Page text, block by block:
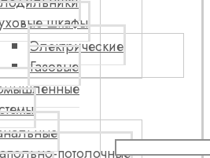
шкафы
Электрические
Газовые
потолочные